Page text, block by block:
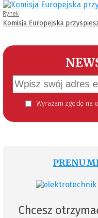
Rynek
Komisja Europejska
Wyrażam zgodę na otrzymywanie informacji handlowej kierowanej do mnie za pomocą środków komunikacji elektronicznej w szczególności poczty elektronicznej zgodnie z przepisem art. 10 ust 2 ustawy z
Chcesz